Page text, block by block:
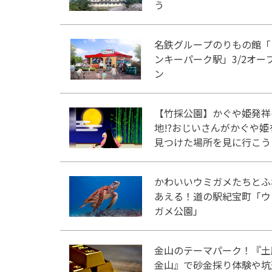
う
名鉄グループのりもの館
ンキーパーク駅」3/2オー
ン
【竹採公園】かぐや姫発
地!?おじいさんがかぐや姫
見つけた場所を見に行こう
かわいいウミガメたちと
あえる！道の駅紀宝町「ウ
ガメ公園」
金山のテーマパーク！『
金山』で砂金採り体験や